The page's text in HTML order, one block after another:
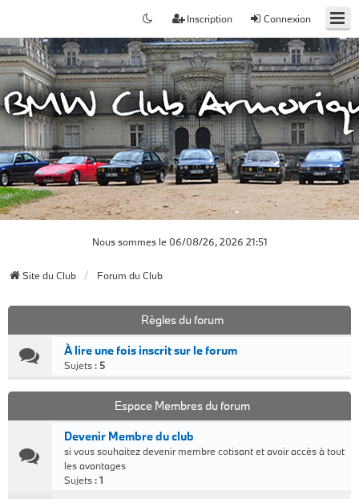
Connexion
Inscription
Nous sommes le 06/08/26, 2026 21:51
Site du Club Forum du Club
Règles du forum
À lire une fois inscrit sur le forum
Sujets : 5
Espace Membres du forum
Devenir Membre du club
si vous souhaitez devenir membre cotisant et avoir accès à tout
les avantages
Sujets :1